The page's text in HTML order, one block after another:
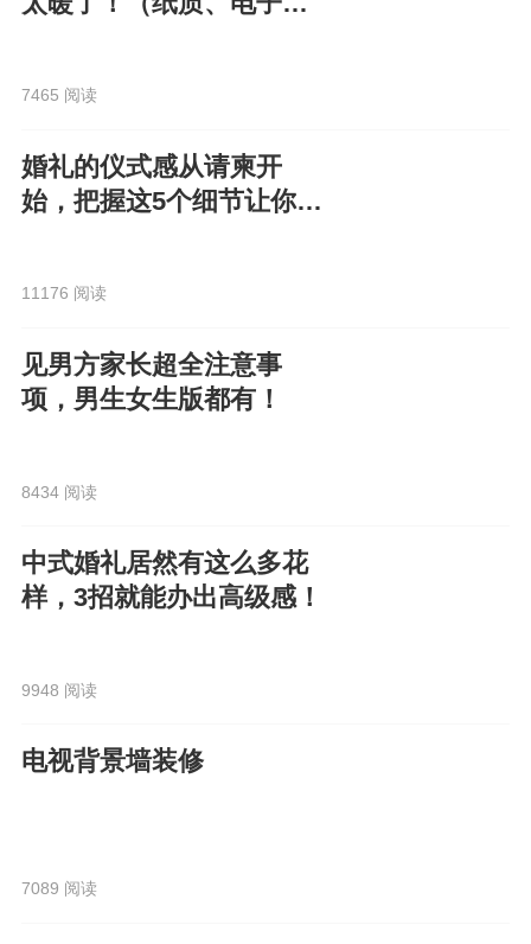
7465 阅读
婚礼的仪式感从请柬开
始，把握这5个细节让你的
11176 阅读
见男方家长超全注意事
项，男生女生版都有！
8434 阅读
中式婚礼居然有这么多花
样，3招就能办出高级感！
9948 阅读
电视背景墙装修
7089 阅读